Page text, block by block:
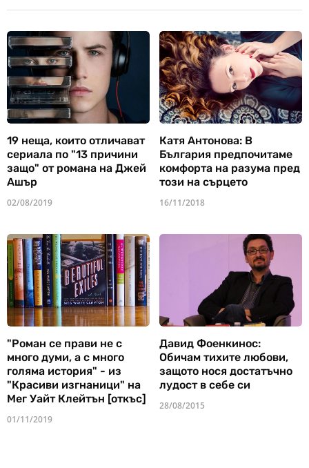
19 неща, които отличават
сериала по "13 причини
защо" от романа на Джей
Ашър
02/08/2019
Катя Антонова: В
България предпочитаме
комфорта на разума пред
този на сърцето
16/11/2018
"Роман се прави не с
много думи, а с много
голяма история" - из
"Красиви изгнаници" на
Мег Уайт Клейтън [откъс]
01/11/2019
Давид Фоенкинос:
Обичам тихите любови,
защото нося достатъчно
лудост в себе си
28/08/2015